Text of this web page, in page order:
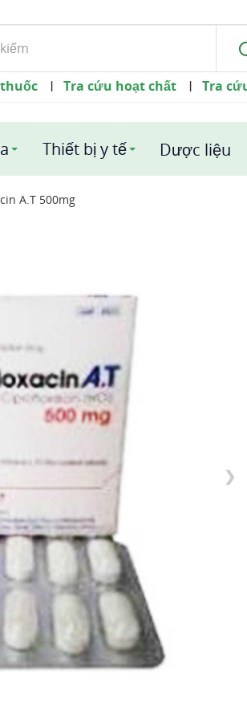
| Tra cứu hoạt chất | Tra
Thiết bị y tế Dược liệu
A.T 500mg
❯